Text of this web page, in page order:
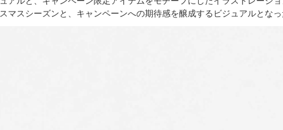
マスシーズンと、キャンペーンへの期待感を醸成するビジュアルとなっ